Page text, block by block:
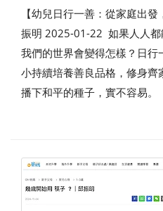
【幼兒日行一善：從家庭出
振明 2025-01-22 如果人人都
我們的世界會變得怎樣？日行
小持續培養善良品格，修身齊
播下和平的種子，實不容易。